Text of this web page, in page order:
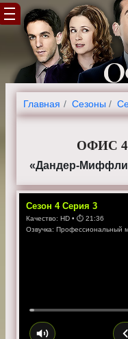
Главная Cезоны
ОФИС
«Дандер-
Сезон 4 Серия 3
Качество: HD • ⏱ 21:36
Озвучка: Профессиональный